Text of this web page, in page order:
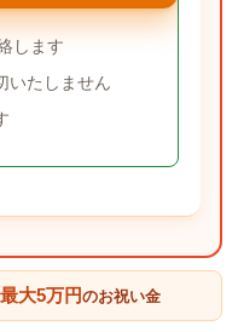
します
いたしません
最大5万円のお祝い金